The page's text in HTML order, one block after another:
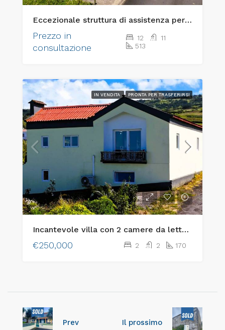
Eccezionale struttura di assistenza per anziani “chiavi in mano” e immobile di pregio per investimenti
Prezzo in
consultazione
12
11
513
IN VENDITA PRONTA PER TRASFERIRSI
Incantevole villa con 2 camere da letto sull’isola di Faial, nelle Azzorre – Il connubio perfetto tra fascino rustico e comfort moderno
€250,000 2 2 170
Prev Il prossimo